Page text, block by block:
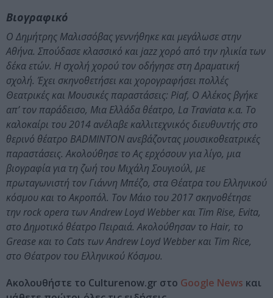
Βιογραφικό
O Δημήτρης Μαλισσόβας γεννήθηκε και μεγάλωσε στην
Αθήνα. Σπούδασε κλασσικό και jazz χορό από την ηλικία των
δέκα ετών. Η σχολή χορού τον οδήγησε στη Δραματική
σχολή. Έχει σκηνοθετήσει και χορογραφήσει πολλές
Θεατρικές και Μουσικές παραστάσεις: Piaf, Ο Αλέκος βγήκε
απ’ τον παράδεισο, Μια Ελλάδα θέατρο, La Traviata κ.α. Το
καλοκαίρι του 2014 ανέλαβε καλλιτεχνικός διευθυντής στο
θερινό θέατρο BADMINTON ανεβάζοντας μουσικοθεατρικές
παραστάσεις. Ακολούθησε το Ας ερχόσουν για λίγο, μια
βιογραφία για τη ζωή του Μιχάλη Σουγιούλ, με
πρωταγωνιστή τον Γιάννη Μπέζο, στα Θέατρα του Ελληνικού
κόσμου και το Ακροπόλ. Τον Μάιο του 2017 σκηνοθέτησε
την rock opera των Andrew Loyd Webber και Tim Rise, Evita,
στο Δημοτικό θέατρο Πειραιά. Ακολούθησαν το Hair, το
Grease και το Cats των Andrew Loyd Webber και Tim Rice,
στο Θέατρον του Ελληνικού Κόσμου.
Ακολουθήστε το Culturenow.gr στο Google News και